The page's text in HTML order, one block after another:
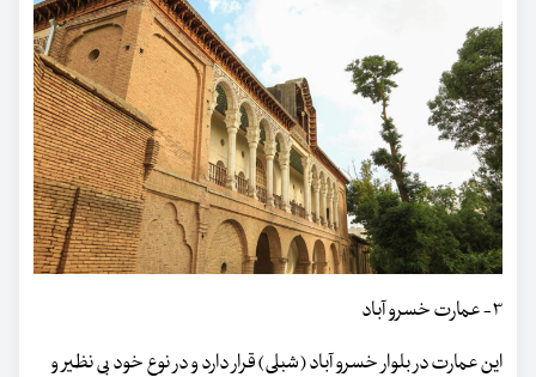
۳- عمارت خسرو آباد
این عمارت در بلوار خسرو آباد (شبلی) قرار دارد و در نوع خود بی نظیر و